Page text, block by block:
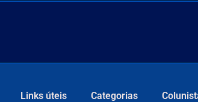
Links úteis Categorias